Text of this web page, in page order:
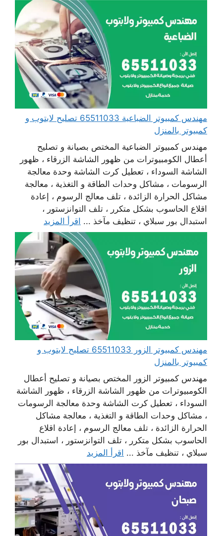
مهندس كمبيوتر الضباعية 65511033 تصليح لابتوب و
كمبيوتر بالمنزل
مهندس كمبيوتر الضباعية المختص بصيانة و تصليح
أعطال الكومبيوترات من ظهور الشاشة الزرقاء ، ظهور
الشاشة السوداء ، تعطيل كرت الشاشة وحدة معالجة
الرسومات ، مشاكل وحدات الطاقة و التغذية ، معالجة
مشاكل الحرارة الزائدة ، تلف معالج الرسوم ، إعادة
اقلاع الحاسوب بشكل متكرر ، تلف التوانزستور ،
استبدال بور سبلاي ، تنظيف مآخذ ... اقرأ المزيد
مهندس كمبيوتر الزور 65511033 تصليح لابتوب و
كمبيوتر بالمنزل
مهندس كمبيوتر الزور المختص بصيانة و تصليح أعطال
الكومبيوترات من ظهور الشاشة الزرقاء ، ظهور الشاشة
السوداء ، تعطيل كرت الشاشة وحدة معالجة الرسومات
، مشاكل وحدات الطاقة و التغذية ، معالجة مشاكل
الحرارة الزائدة ، تلف معالج الرسوم ، إعادة اقلاع
الحاسوب بشكل متكرر ، تلف التوانزستور ، استبدال بور
سبلاي ، تنظيف مآخذ ... اقرأ المزيد